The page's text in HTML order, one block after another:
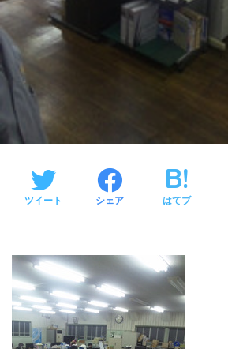
ツイート シェア はてブ